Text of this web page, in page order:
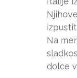
Na
dolce